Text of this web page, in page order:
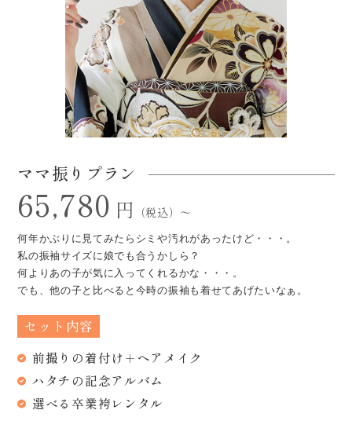
ママ振りプラン
65,780 円 （税込）～
何年かぶりに見てみたらシミや汚れがあったけど・・・。
私の振袖サイズに娘でも合うかしら？
何よりあの子が気に入ってくれるかな・・・。
でも、他の子と比べると今時の振袖も着せてあげたいなぁ。
セット内容
前撮りの着付け＋ヘアメイク
ハタチの記念アルバム
選べる卒業袴レンタル